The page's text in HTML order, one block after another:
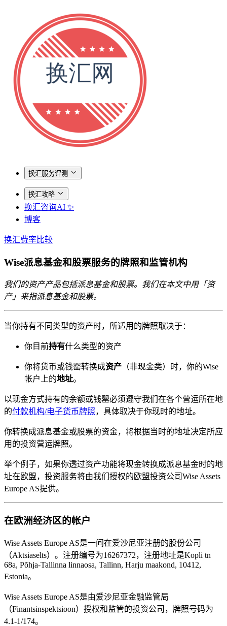
换汇服务评测
换汇攻略
换汇咨询AI ✨
博客
换汇费率比较
Wise派息基金和股票服务的牌照和监管机构
我们的资产产品包括派息基金和股票。我们在本文中用「资
产」来指派息基金和股票。
当你持有不同类型的资产时，所适用的牌照取决于：
你目前持有什么类型的资产
你将货币或钱罂转换成资产 （非现金类）时，你的Wise
帐户上的地址。
以现金方式持有的余额或钱罂必须遵守我们在各个营运所在地
的付款机构/电子货币牌照，具体取决于你现时的地址。
你转换成派息基金或股票的资金，将根据当时的地址决定所应
用的投资营运牌照。
举个例子，如果你透过资产功能将现金转换成派息基金时的地
址在欧盟，投资服务将由我们授权的欧盟投资公司Wise Assets
Europe AS提供。
在欧洲经济区的帐户
Wise Assets Europe AS是一间在爱沙尼亚注册的股份公司
（Aktsiaselts）。注册编号为16267372，注册地址是Kopli tn
68a, Põhja-Tallinna linnaosa, Tallinn, Harju maakond, 10412,
Estonia。
Wise Assets Europe AS是由爱沙尼亚金融监管局
（Finantsinspektsioon）授权和监管的投资公司，牌照号码为
4.1-1/174。